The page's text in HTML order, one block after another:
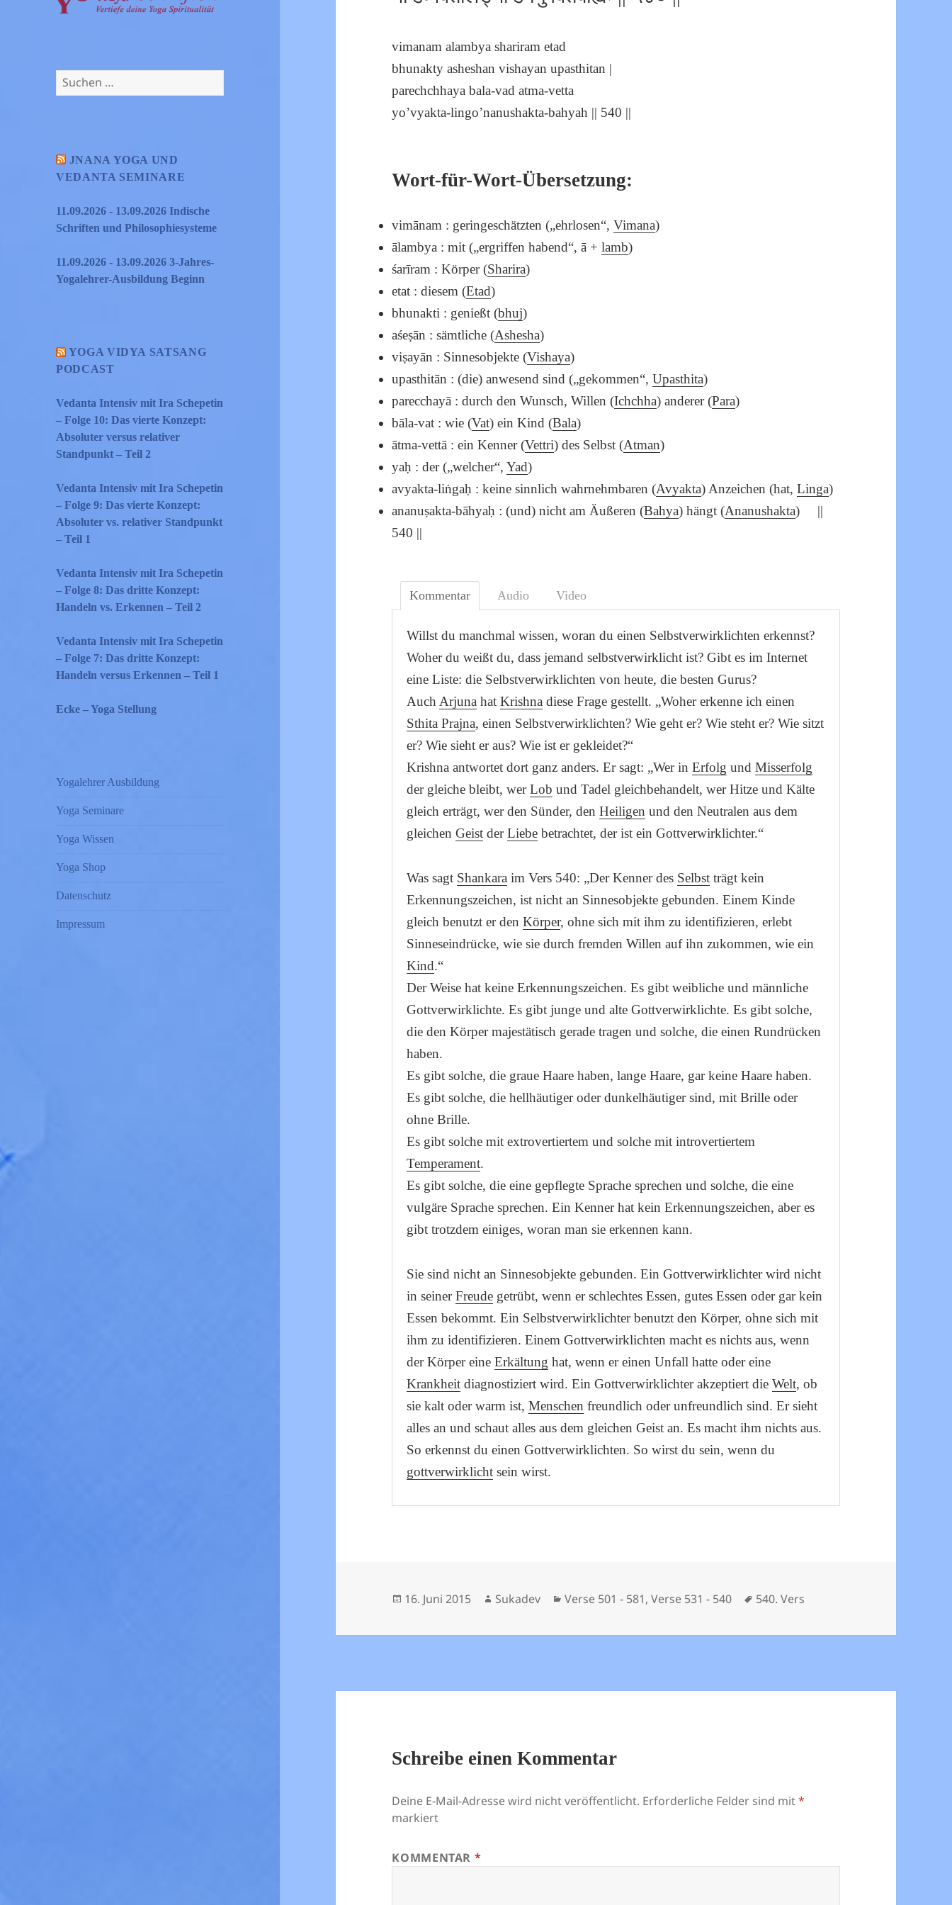
Suchen
nach:
JNANA YOGA UND
VEDANTA SEMINARE
11.09.2026 - 13.09.2026 Indische
Schriften und Philosophiesysteme
11.09.2026 - 13.09.2026 3-Jahres-
Yogalehrer-Ausbildung Beginn
YOGA VIDYA SATSANG
PODCAST
Vedanta Intensiv mit Ira Schepetin
– Folge 10: Das vierte Konzept:
Absoluter versus relativer
Standpunkt – Teil 2
Vedanta Intensiv mit Ira Schepetin
– Folge 9: Das vierte Konzept:
Absoluter vs. relativer Standpunkt
– Teil 1
Vedanta Intensiv mit Ira Schepetin
– Folge 8: Das dritte Konzept:
Handeln vs. Erkennen – Teil 2
Vedanta Intensiv mit Ira Schepetin
– Folge 7: Das dritte Konzept:
Handeln versus Erkennen – Teil 1
Ecke – Yoga Stellung
Yogalehrer Ausbildung
Yoga Seminare
Yoga Wissen
Yoga Shop
Datenschutz
Impressum
vimanam alambya shariram etad
bhunakty asheshan vishayan upasthitan |
parechchhaya bala-vad atma-vetta
yo’vyakta-lingo’nanushakta-bahyah || 540 ||
Wort-für-Wort-Übersetzung:
vimānam : geringeschätzten („ehrlosen“,Vimana)
ālambya : mit („ergriffen habend“, ā +lamb)
śarīram : Körper (Sharira)
etat : diesem (Etad)
bhunakti : genießt (bhuj)
aśeṣān : sämtliche (Ashesha)
viṣayān : Sinnesobjekte (Vishaya)
upasthitān : (die) anwesend sind („gekommen“,Upasthita)
parecchayā : durch den Wunsch, Willen (Ichchha) anderer (Para)
bāla-vat : wie (Vat) ein Kind (Bala)
ātma-vettā : ein Kenner (Vettri) des Selbst (Atman)
yaḥ : der („welcher“,Yad)
avyakta-liṅgaḥ : keine sinnlich wahrnehmbaren (Avyakta) Anzeichen (hat,Linga)
ananuṣakta-bāhyaḥ : (und) nicht am Äußeren (Bahya) hängt (Ananushakta) ||
540 ||
Kommentar Audio Video
Willst du manchmal wissen, woran du einen Selbstverwirklichten erkennst?
Woher du weißt du, dass jemand selbstverwirklicht ist? Gibt es im Internet
eine Liste: die Selbstverwirklichten von heute, die besten Gurus?
Auch Arjuna hatKrishna diese Frage gestellt. „Woher erkenne ich einen
Sthita Prajna, einen Selbstverwirklichten? Wie geht er? Wie steht er? Wie sitzt
er? Wie sieht er aus? Wie ist er gekleidet?“
Krishna antwortet dort ganz anders. Er sagt: „Wer inErfolg undMisserfolg
der gleiche bleibt, werLob und Tadel gleichbehandelt, wer Hitze und Kälte
gleich erträgt, wer den Sünder, denHeiligen und den Neutralen aus dem
gleichenGeist derLiebe betrachtet, der ist ein Gottverwirklichter.“
Was sagt Shankara im Vers 540: „Der Kenner des Selbst trägt kein
Erkennungszeichen, ist nicht an Sinnesobjekte gebunden. Einem Kinde
gleich benutzt er denKörper, ohne sich mit ihm zu identifizieren, erlebt
Sinneseindrücke, wie sie durch fremden Willen auf ihn zukommen, wie ein
Kind.“
Der Weise hat keine Erkennungszeichen. Es gibt weibliche und männliche
Gottverwirklichte. Es gibt junge und alte Gottverwirklichte. Es gibt solche,
die den Körper majestätisch gerade tragen und solche, die einen Rundrücken
haben.
Es gibt solche, die graue Haare haben, lange Haare, gar keine Haare haben.
Es gibt solche, die hellhäutiger oder dunkelhäutiger sind, mit Brille oder
ohne Brille.
Es gibt solche mit extrovertiertem und solche mit introvertiertem
Temperament.
Es gibt solche, die eine gepflegte Sprache sprechen und solche, die eine
vulgäre Sprache sprechen. Ein Kenner hat kein Erkennungszeichen, aber es
gibt trotzdem einiges, woran man sie erkennen kann.
Sie sind nicht an Sinnesobjekte gebunden. Ein Gottverwirklichter wird nicht
in seinerFreude getrübt, wenn er schlechtes Essen, gutes Essen oder gar kein
Essen bekommt. Ein Selbstverwirklichter benutzt den Körper, ohne sich mit
ihm zu identifizieren. Einem Gottverwirklichten macht es nichts aus, wenn
der Körper eineErkältung hat, wenn er einen Unfall hatte oder eine
Krankheit diagnostiziert wird. Ein Gottverwirklichter akzeptiert dieWelt, ob
sie kalt oder warm ist,Menschen freundlich oder unfreundlich sind. Er sieht
alles an und schaut alles aus dem gleichen Geist an. Es macht ihm nichts aus.
So erkennst du einen Gottverwirklichten. So wirst du sein, wenn du
gottverwirklicht sein wirst.
Veröffentlicht
16. Juni 2015 Autor
Sukadev Kategorien
Verse 501 - 581,Verse 531 - 540 Schlagwörter
540. Vers
Schreibe einen Kommentar
Deine E-Mail-Adresse wird nicht veröffentlicht. Erforderliche Felder sind mit*
markiert
KOMMENTAR *